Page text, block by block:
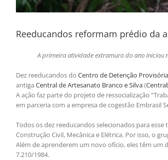
Reeducandos reformam prédio da
A primeira atividade extramuro do ano iniciou
Dez reeducandos do Centro de Detenção
antiga Central de Artesanato Branco e Silva(
A ação faz parte do projeto de ressocialização
em parceria com a empresa de cogestão Embrasil
Todos os dez reeducandos selecionados para
Construção Civil, Mecânica e Elétrica. Por isso, o
Além de aprenderem um novo ofício, eles têm um
7.210/1984.